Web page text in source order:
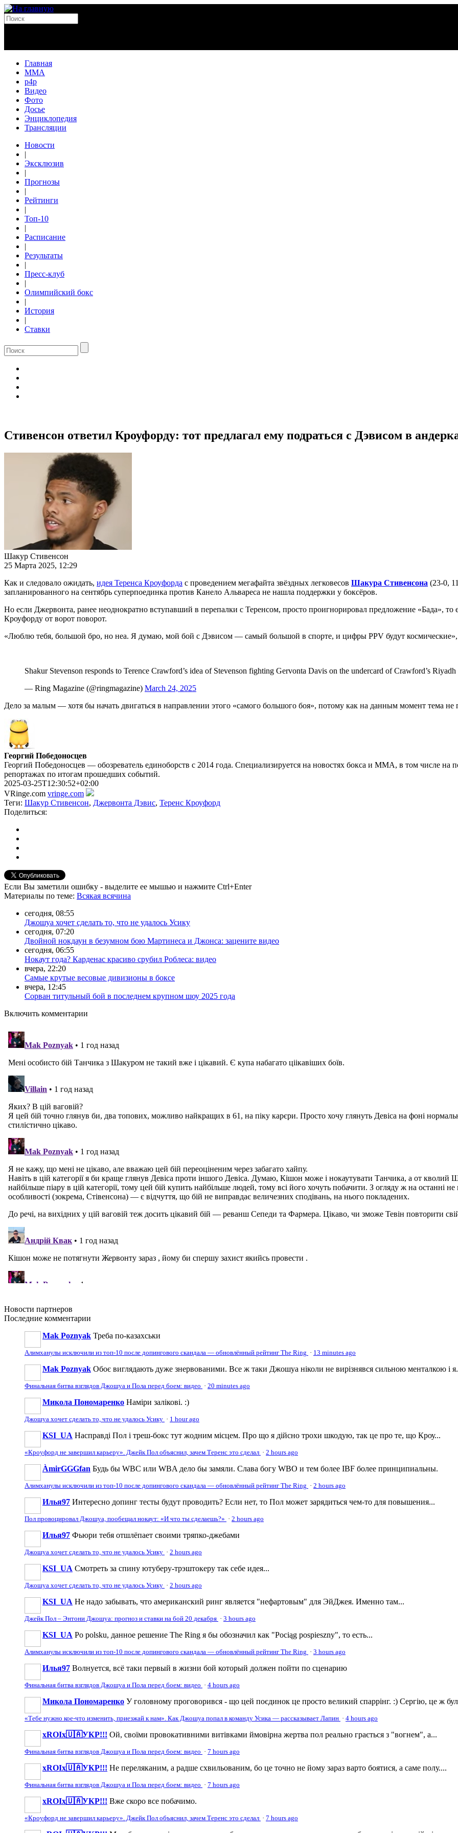
Главная
MMA
p4p
Видео
Фото
Досье
Энциклопедия
Трансляции
Новости
|
Эксклюзив
|
Прогнозы
|
Рейтинги
|
Топ-10
|
Расписание
|
Результаты
|
Пресс-клуб
|
Олимпийский бокс
|
История
|
Ставки
Стивенсон ответил Кроуфорду: тот предлагал ему подраться с Дэвисом в
Шакур Стивенсон
25 Марта 2025, 12:29
Как и следовало ожидать, идея Теренса Кроуфорда с проведением мегафайта звёздных легковесов Шакура Стивенсона (23-0,
запланированного на сентябрь суперпоединка против Канело Альвареса не нашла поддержки у боксёров.
Но если Джервонта, ранее неоднократно вступавший в перепалки с Теренсом, просто проигнорировал предложение «Бада»,
Кроуфорду от ворот поворот.
«Люблю тебя, большой бро, но неа. Я думаю, мой бой с Дэвисом — самый большой в спорте, и цифры PPV будут
Shakur Stevenson responds to Terence Crawford’s idea of Stevenson fighting Gervonta Davis on the undercard of Crawford’s
— Ring Magazine (@ringmagazine) March 24, 2025
Дело за малым — хотя бы начать двигаться в направлении этого «самого большого боя», потому как на данным момент тема не
Георгий Победоносцев
Георгий Победоносцев — обозреватель единоборств с 2014 года. Специализируется на новостях бокса и ММА, в том числе на
репортажах по итогам прошедших событий.
2025-03-25T12:30:52+02:00
VRinge.com vringe.com
Теги: Шакур Стивенсон, Джервонта Дэвис, Теренс Кроуфорд
Поделиться:
Если Вы заметили ошибку - выделите ее мышью и нажмите Ctrl+Enter
Материалы по теме: Всякая всячина
сегодня, 08:55
Джошуа хочет сделать то, что не удалось Усику
сегодня, 07:20
Двойной нокдаун в безумном бою Мартинеса и Джонса: зацените видео
сегодня, 06:55
Нокаут года? Карденас красиво срубил Роблеса: видео
вчера, 22:20
Самые крутые весовые дивизионы в боксе
вчера, 12:45
Сорван титульный бой в последнем крупном шоу 2025 года
Включить комментарии
Новости партнеров
Последние комментарии
Mak Poznyak Треба по-казахськи
Алимханулы исключили из топ-10 после допингового скандала — обновлённый рейтинг The Ring · 13 minutes ago
Mak Poznyak Обоє виглядають дуже знервованими. Все ж таки Джошуа ніколи не вирізнявся сильною менталкою і
Финальная битва взглядов Джошуа и Пола перед боем: видео · 20 minutes ago
Микола Пономаренко Наміри залікові. :)
Джошуа хочет сделать то, что не удалось Усику · 1 hour ago
KSI_UA Насправді Пол і треш-бокс тут жодним місцем. Про що я дійсно трохи шкодую, так це про те, що Кроу...
«Кроуфорд не завершил карьеру». Джейк Пол объяснил, зачем Теренс это сделал · 2 hours ago
ÀmirGGGfan Будь бы WBC или WBA дело бы замяли. Слава богу WBO и тем более IBF более принципиальны.
Алимханулы исключили из топ-10 после допингового скандала — обновлённый рейтинг The Ring · 2 hours ago
Илья97 Интересно допинг тесты будут проводить? Если нет, то Пол может зарядиться чем-то для повышения...
Пол провоцировал Джошуа, пообещал нокаут: «И что ты сделаешь?» · 2 hours ago
Илья97 Фьюри тебя отшлёпает своими тряпко-джебами
Джошуа хочет сделать то, что не удалось Усику · 2 hours ago
KSI_UA Смотреть за спину ютуберу-трэштокеру так себе идея...
Джошуа хочет сделать то, что не удалось Усику · 2 hours ago
KSI_UA Не надо забывать, что американский ринг является "нефартовым" для ЭйДжея. Именно там...
Джейк Пол – Энтони Джошуа: прогноз и ставки на бой 20 декабря · 3 hours ago
KSI_UA Po polsku, данное решение The Ring я бы обозначил как "Pociąg pospieszny", то есть...
Алимханулы исключили из топ-10 после допингового скандала — обновлённый рейтинг The Ring · 3 hours ago
Илья97 Волнуется, всё таки первый в жизни бой который должен пойти по сценарию
Финальная битва взглядов Джошуа и Пола перед боем: видео · 4 hours ago
Микола Пономаренко У головному проговорився - що цей поєдинок це просто великий спаррінг. :) Сергію, це ж
«Тебе нужно кое-что изменить, приезжай к нам». Как Джошуа попал в команду Усика — рассказывает Лапин · 4 hours ago
xROIx🇺🇦УКР!!! Ой, своїми провокативними витівками ймовірна жертва пол реально грається з "вогнем", а...
Финальная битва взглядов Джошуа и Пола перед боем: видео · 7 hours ago
xROIx🇺🇦УКР!!! Не переляканим, а радше схвильованим, бо це точно не йому зараз варто боятися, а саме полу....
Финальная битва взглядов Джошуа и Пола перед боем: видео · 7 hours ago
xROIx🇺🇦УКР!!! Вже скоро все побачимо.
«Кроуфорд не завершил карьеру». Джейк Пол объяснил, зачем Теренс это сделал · 7 hours ago